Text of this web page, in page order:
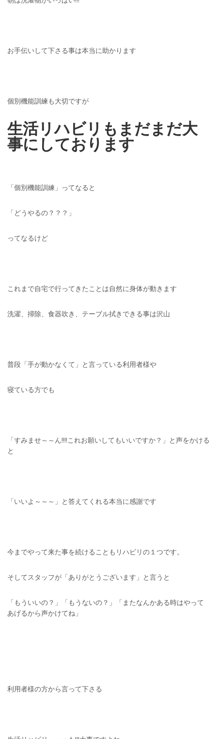
お手伝いして下さる事は本当に助かります
個別機能訓練も大切ですが
生活リハビリもまだまだ大
事にしております
「個別機能訓練」ってなると
「どうやるの？？？」
ってなるけど
これまで自宅で行ってきたことは自然に身体が動きます
洗濯、掃除、食器吹き、テーブル拭きできる事は沢山
普段「手が動かなくて」と言っている利用者様や
寝ている方でも
「すみませ～～ん!!!!これお願いしてもいいですか？」と声をかける
と
「いいよ～～～」と答えてくれる本当に感謝です
今までやって来た事を続けることもリハビリの１つです。
そしてスタッフが「ありがとうございます」と言うと
「もういいの？」「もうないの？」「またなんかある時はやって
あげるから声かけてね」
利用者様の方から言って下さる